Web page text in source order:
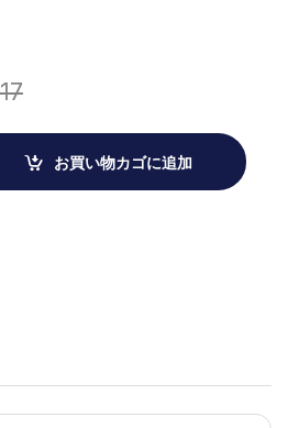
ポインター ペン型 quantity
お買い物カゴに追加